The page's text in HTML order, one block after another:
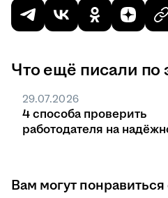
Что ещё писали по
29.07.2026
4 способа проверить
работодателя на
Вам могут понравиться